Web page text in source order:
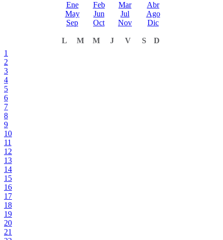
Ene Feb Mar
Abr
May
Jun Jul
Ago
Sep
Oct Nov Dic
L M M J V S
D
1
2
3
4
5
6
7
8
9
10
11
12
13
14
15
16
17
18
19
20
21